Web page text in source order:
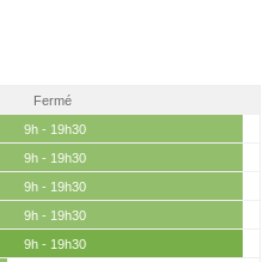
Fermé
9h - 19h30
9h - 19h30
9h - 19h30
9h - 19h30
9h - 19h30